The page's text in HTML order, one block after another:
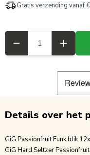
Gratis verzending vanaf
Details over het
GiG Passionfruit Funk blik
GiG Hard Seltzer